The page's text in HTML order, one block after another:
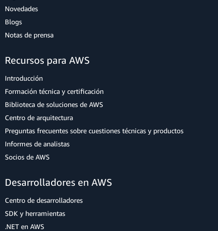
Novedades
Blogs
Notas de prensa
Recursos para AWS
Introducción
Formación técnica y certificación
Biblioteca de soluciones de AWS
Centro de arquitectura
Preguntas frecuentes sobre cuestiones técnicas y productos
Informes de analistas
Socios de AWS
Desarrolladores en AWS
Centro de desarrolladores
SDK y herramientas
.NET en AWS